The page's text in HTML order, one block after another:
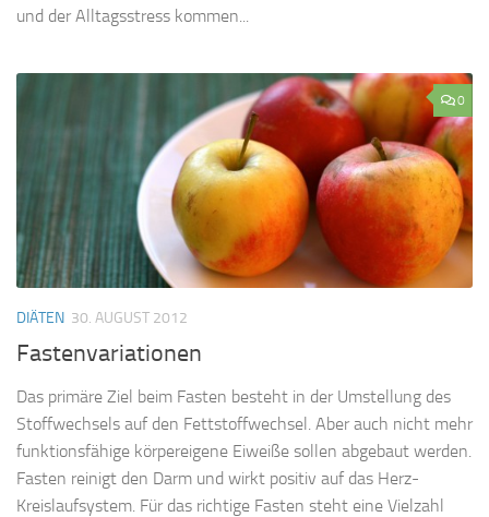
und der Alltagsstress kommen...
0
DIÄTEN 30. AUGUST 2012
Fastenvariationen
Das primäre Ziel beim Fasten besteht in der Umstellung des
Stoffwechsels auf den Fettstoffwechsel. Aber auch nicht mehr
funktionsfähige körpereigene Eiweiße sollen abgebaut werden.
Fasten reinigt den Darm und wirkt positiv auf das Herz-
Kreislaufsystem. Für das richtige Fasten steht eine Vielzahl